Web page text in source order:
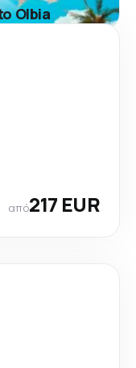
Olbia
από217 EUR